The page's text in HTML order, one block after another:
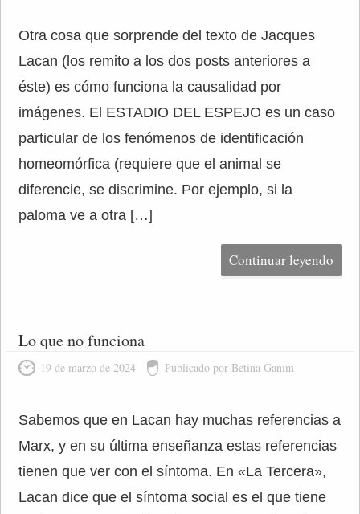
Otra cosa que sorprende del texto de Jacques
Lacan (los remito a los dos posts anteriores a
éste) es cómo funciona la causalidad por
imágenes. El ESTADIO DEL ESPEJO es un caso
particular de los fenómenos de identificación
homeomórfica (requiere que el animal se
diferencie, se discrimine. Por ejemplo, si la
paloma ve a otra […]
Continuar leyendo
Lo que no funciona
19 de marzo de 2024 Publicado por Betina Ganim
Sabemos que en Lacan hay muchas referencias a
Marx, y en su última enseñanza estas referencias
tienen que ver con el síntoma. En «La Tercera»,
Lacan dice que el síntoma social es el que tiene